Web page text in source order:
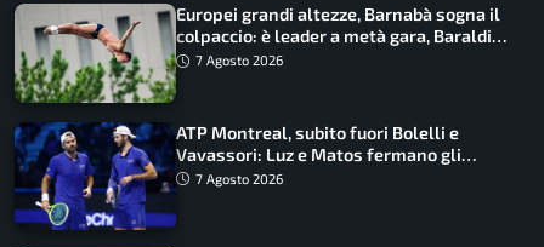
Europei grandi altezze, Barnabà sogna il
colpaccio: è leader a metà gara, Baraldi
ancora in corsa
7 Agosto 2026
ATP Montreal, subito fuori Bolelli e
Vavassori: Luz e Matos fermano gli
azzurri
7 Agosto 2026